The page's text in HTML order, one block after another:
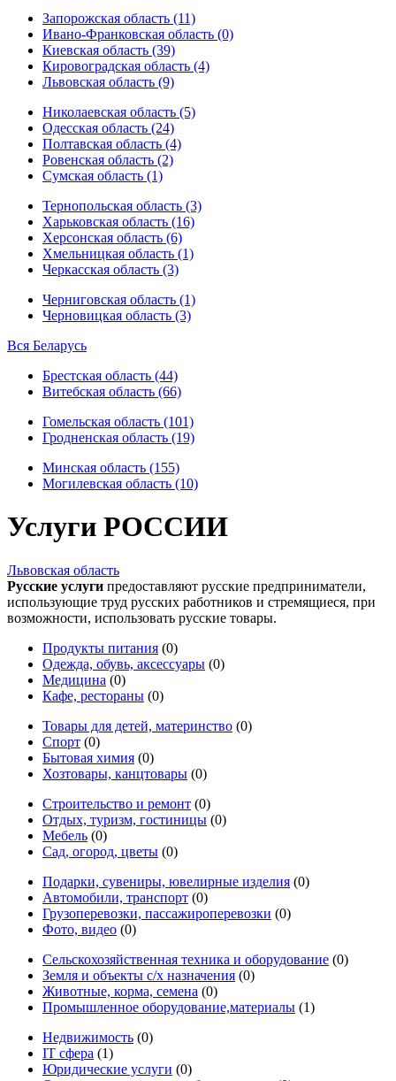
Запорожская область (11)
Ивано-Франковская область (0)
Киевская область (39)
Кировоградская область (4)
Львовская область (9)
Николаевская область (5)
Одесская область (24)
Полтавская область (4)
Ровенская область (2)
Сумская область (1)
Тернопольская область (3)
Харьковская область (16)
Херсонская область (6)
Хмельницкая область (1)
Черкасская область (3)
Черниговская область (1)
Черновицкая область (3)
Вся Беларусь
Брестская область (44)
Витебская область (66)
Гомельская область (101)
Гродненская область (19)
Минская область (155)
Могилевская область (10)
Услуги РОССИИ
Львовская область
Русские услуги предоставляют русские предприниматели,
использующие труд русских работников и стремящиеся, при
возможности, использовать русские товары.
Продукты питания (0)
Одежда, обувь, аксессуары (0)
Медицина (0)
Кафе, рестораны (0)
Товары для детей, материнство (0)
Спорт (0)
Бытовая химия (0)
Хозтовары, канцтовары (0)
Строительство и ремонт (0)
Отдых, туризм, гостиницы (0)
Мебель (0)
Сад, огород, цветы (0)
Подарки, сувениры, ювелирные изделия (0)
Автомобили, транспорт (0)
Грузоперевозки, пассажироперевозки (0)
Фото, видео (0)
Сельскохозяйственная техника и оборудование (0)
Земля и объекты с/х назначения (0)
Животные, корма, семена (0)
Промышленное оборудование,материалы (1)
Недвижимость (0)
IT сфера (1)
Юридические услуги (0)